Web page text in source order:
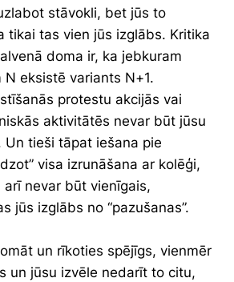
stāvokli, bet jūs to
tikai tas vien jūs izglābs. Kritika
doma ir, ka jebkuram
eksistē variants N+1.
protestu akcijās vai
aktivitātēs nevar būt jūsu
Un tieši tāpat iešana pie
visa izrunāšana ar kolēģi,
nevar būt vienīgais,
jūs izglābs no “pazušanas”.
un rīkoties spējīgs, vienmēr
un jūsu izvēle nedarīt to citu,